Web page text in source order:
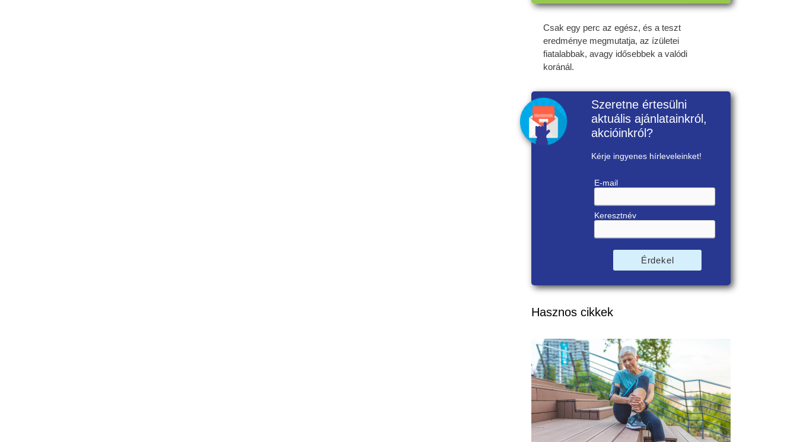
Csak egy perc az egész, és a teszt
eredménye megmutatja, az ízületei
fiatalabbak, avagy idősebbek a valódi
koránál.
Szeretne értesülni
aktuális ajánlatainkról,
akcióinkról?
Kérje ingyenes hírleveleinket!
E-mail
Keresztnév
Érdekel
Hasznos cikkek